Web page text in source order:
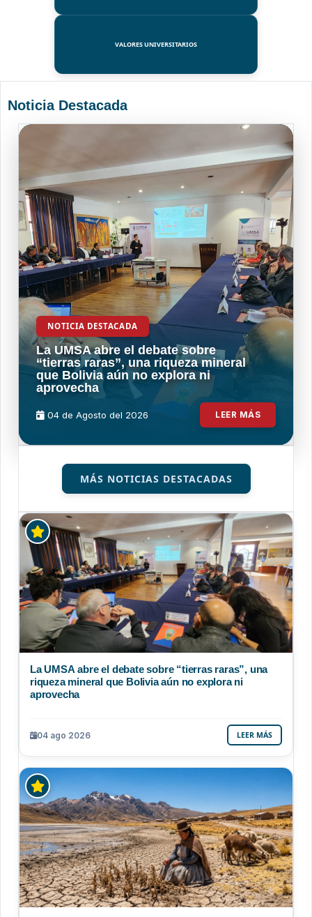
VALORES UNIVERSITARIOS
Noticia Destacada
NOTICIA DESTACADA
La UMSA abre el debate sobre
“tierras raras”, una riqueza mineral
que Bolivia aún no explora ni
aprovecha
04 de Agosto del 2026 LEER MÁS
MÁS NOTICIAS DESTACADAS
La UMSA abre el debate sobre “tierras raras”, una
riqueza mineral que Bolivia aún no explora ni
aprovecha
04 ago 2026 LEER MÁS